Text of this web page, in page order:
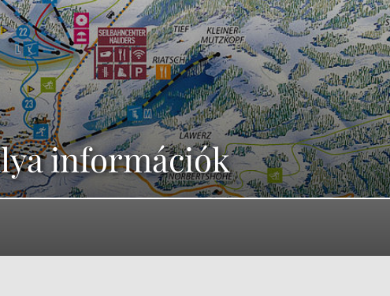
információk